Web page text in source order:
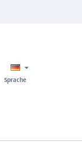
Sprache